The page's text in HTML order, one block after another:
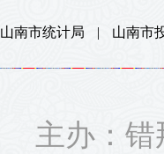
山南市统计局 | 山南市
主办：